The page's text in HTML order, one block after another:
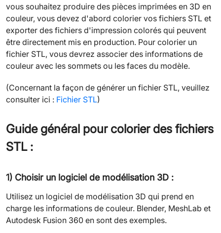
vous souhaitez produire des pièces imprimées en 3D en
couleur, vous devez d'abord colorier vos fichiers STL et
exporter des fichiers d'impression colorés qui peuvent
être directement mis en production. Pour colorier un
fichier STL, vous devrez associer des informations de
couleur avec les sommets ou les faces du modèle.
(Concernant la façon de générer un fichier STL, veuillez
consulter ici : Fichier STL)
Guide général pour colorier des fichiers
STL :
1) Choisir un logiciel de modélisation 3D :
Utilisez un logiciel de modélisation 3D qui prend en
charge les informations de couleur. Blender, MeshLab et
Autodesk Fusion 360 en sont des exemples.